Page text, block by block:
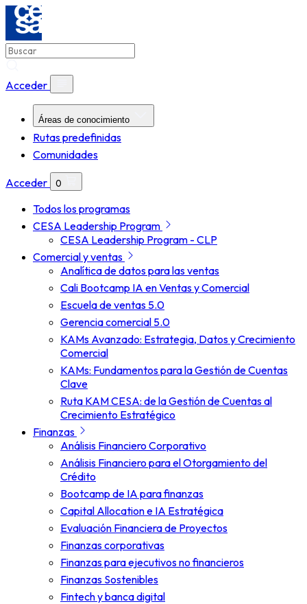
Acceder
Áreas de conocimiento
Rutas predefinidas
Comunidades
Acceder 0
Todos los programas
CESA Leadership Program
CESA Leadership Program - CLP
Comercial y ventas
Analítica de datos para las ventas
Cali Bootcamp IA en Ventas y Comercial
Escuela de ventas 5.0
Gerencia comercial 5.0
KAMs Avanzado: Estrategia, Datos y Crecimiento
Comercial
KAMs: Fundamentos para la Gestión de Cuentas
Clave
Ruta KAM CESA: de la Gestión de Cuentas al
Crecimiento Estratégico
Finanzas
Análisis Financiero Corporativo
Análisis Financiero para el Otorgamiento del
Crédito
Bootcamp de IA para finanzas
Capital Allocation e IA Estratégica
Evaluación Financiera de Proyectos
Finanzas corporativas
Finanzas para ejecutivos no financieros
Finanzas Sostenibles
Fintech y banca digital